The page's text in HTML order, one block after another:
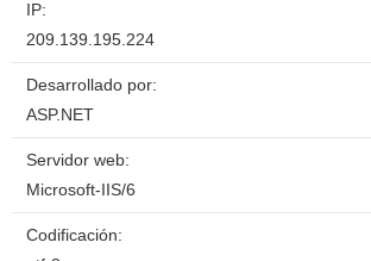
IP:
209.139.195.224
Desarrollado por:
ASP.NET
Servidor web:
Microsoft-IIS/6
Codificación: